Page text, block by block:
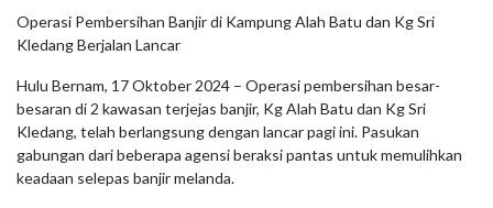
Operasi Pembersihan Banjir di Kampung Alah Batu dan Kg Sri
Kledang Berjalan Lancar
Hulu Bernam, 17 Oktober 2024 – Operasi pembersihan besar-
besaran di 2 kawasan terjejas banjir, Kg Alah Batu dan Kg Sri
Kledang, telah berlangsung dengan lancar pagi ini. Pasukan
gabungan dari beberapa agensi beraksi pantas untuk memulihkan
keadaan selepas banjir melanda.